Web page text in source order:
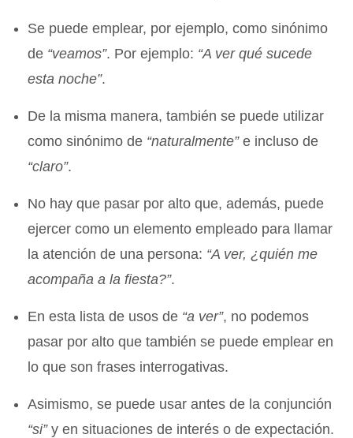
Se puede emplear, por ejemplo, como sinónimo
de “veamos”. Por ejemplo: “A ver qué sucede
esta noche”.
De la misma manera, también se puede utilizar
como sinónimo de “naturalmente”e incluso de
“claro”.
No hay que pasar por alto que, además, puede
ejercer como un elemento empleado para llamar
la atención de una persona: “A ver, ¿quién me
acompaña a la fiesta?”.
En esta lista de usos de “a ver”, no podemos
pasar por alto que también se puede emplear en
lo que son frases interrogativas.
Asimismo, se puede usar antes de la conjunción
“si”y en situaciones de interés o de expectación.